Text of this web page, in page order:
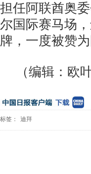
担任阿联酋奥
尔国际赛马场
牌，一度被赞为
（编辑：欧叶
标签： 迪拜